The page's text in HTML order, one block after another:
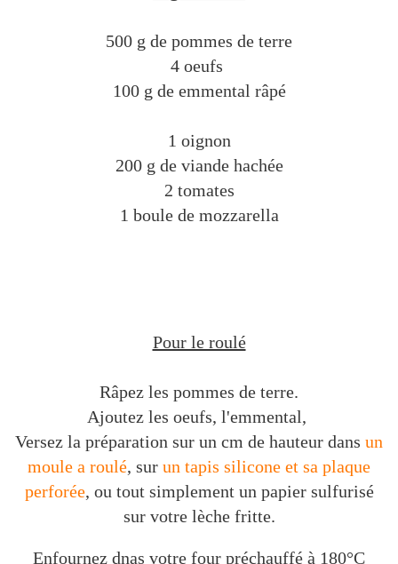
500 g de pommes de terre
4 oeufs
100 g de emmental râpé
1 oignon
200 g de viande hachée
2 tomates
1 boule de mozzarella
Pour le roulé
Râpez les pommes de terre.
Ajoutez les oeufs, l'emmental,
Versez la préparation sur un cm de hauteur dans un
moule a roulé, sur un tapis silicone et sa plaque
perforée, ou tout simplement un papier sulfurisé
sur votre lèche fritte.
Enfournez dnas votre four préchauffé à 180°C